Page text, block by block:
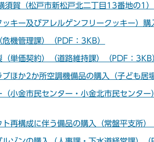
須賀（松戸市新松戸北二丁目13番地の1
キー及びアレルゲンフリークッキー）購
機管理課）（PDF：3KB）
単価契約）（道路維持課）（PDF：3KB
ほか2か所空調機備品の購入（子ども居
小金市民センター・小金北市民センター
再構成に伴う備品の購入（常盤平支所）